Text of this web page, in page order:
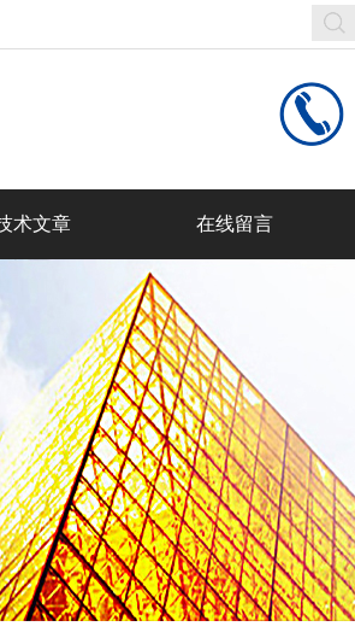
术文章 在线留言